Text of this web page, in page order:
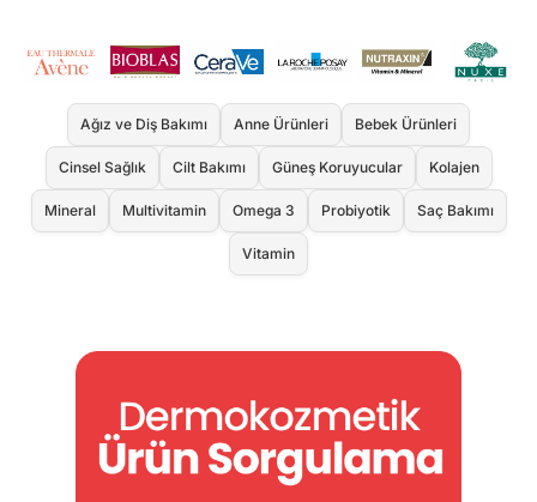
Ağız ve Diş Bakımı Anne Ürünleri Bebek Ürünleri
Cinsel Sağlık Cilt Bakımı Güneş Koruyucular Kolajen
Mineral Multivitamin Omega 3 Probiyotik Saç Bakımı
Vitamin